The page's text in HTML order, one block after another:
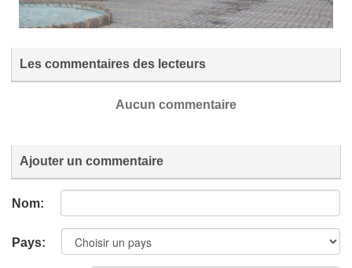
Les commentaires des lecteurs
Aucun commentaire
Ajouter un commentaire
Nom:
Pays: